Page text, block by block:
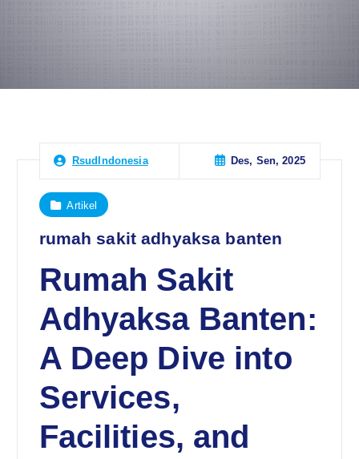
RsudIndonesia Des, Sen, 2025
Artikel
rumah sakit adhyaksa banten
Rumah Sakit
Adhyaksa Banten:
A Deep Dive into
Services,
Facilities, and